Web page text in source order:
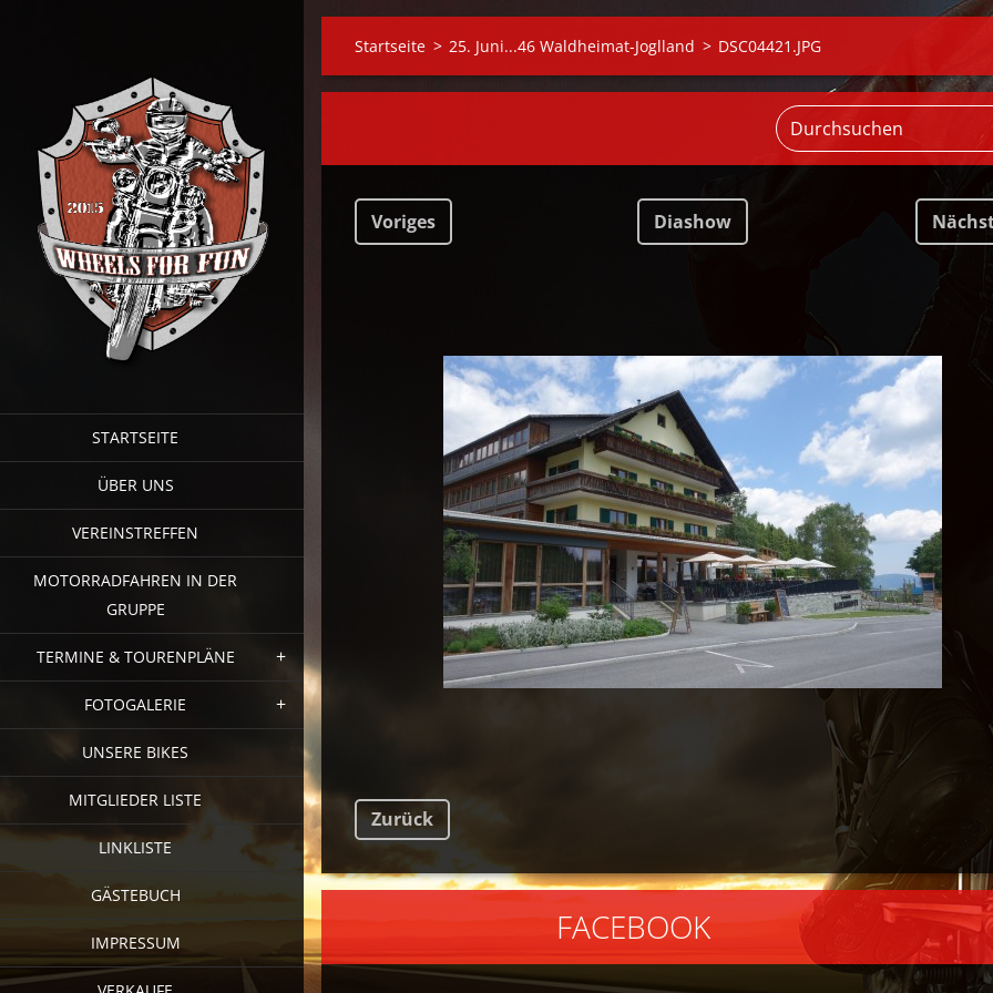
STARTSEITE
ÜBER UNS
VEREINSTREFFEN
MOTORRADFAHREN IN DER
GRUPPE
TERMINE & TOURENPLÄNE
FOTOGALERIE
UNSERE BIKES
MITGLIEDER LISTE
LINKLISTE
GÄSTEBUCH
IMPRESSUM
Startseite > 25. Juni...46 Waldheimat-Joglland > DSC04421.JPG
Voriges Diashow
Zurück
FACEBOOK